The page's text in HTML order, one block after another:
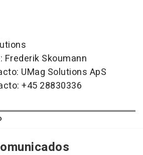
Skoumann
UMag Solutions ApS
+45 28830336